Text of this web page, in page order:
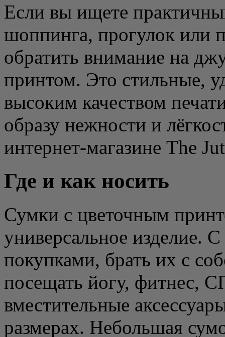
Если вы ищете
шоппинга, прогулок или
обратить внимание на
принтом. Это стильные,
высоким качеством
образу нежности и
интернет-магазине The
Где и как носить
Сумки с цветочным
универсальное изделие.
покупками, брать их с
посещать йогу, фитнес,
вместительные
размерах. Небольшая